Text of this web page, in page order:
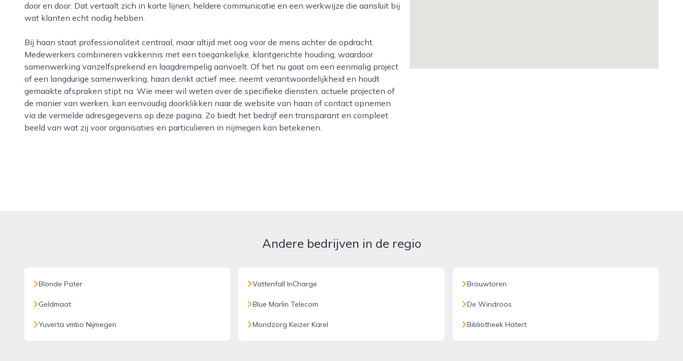
door en door. Dat vertaalt zich in korte lijnen, heldere communicatie en een werkwijze die aansluit bij
wat klanten echt nodig hebben.
Bij haan staat professionaliteit centraal, maar altijd met oog voor de mens achter de opdracht.
Medewerkers combineren vakkennis met een toegankelijke, klantgerichte houding, waardoor
samenwerking vanzelfsprekend en laagdrempelig aanvoelt. Of het nu gaat om een eenmalig project
of een langdurige samenwerking, haan denkt actief mee, neemt verantwoordelijkheid en houdt
gemaakte afspraken stipt na. Wie meer wil weten over de specifieke diensten, actuele projecten of
de manier van werken, kan eenvoudig doorklikken naar de website van haan of contact opnemen
via de vermelde adresgegevens op deze pagina. Zo biedt het bedrijf een transparant en compleet
beeld van wat zij voor organisaties en particulieren in nijmegen kan betekenen.
Andere bedrijven in de regio
Blonde Pater
Geldmaat
Yuverta vmbo Nijmegen
Vattenfall InCharge
Blue Marlin Telecom
Mondzorg Keizer Karel
Brouwtoren
De Windroos
Bibliotheek Hatert